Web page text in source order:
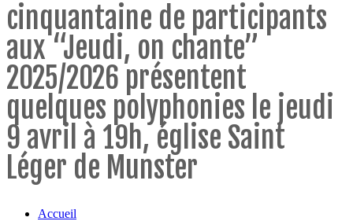
cinquantaine de participants
aux “Jeudi, on chante”
2025/2026 présentent
quelques polyphonies le jeudi
9 avril à 19h, église Saint
Léger de Munster
Accueil